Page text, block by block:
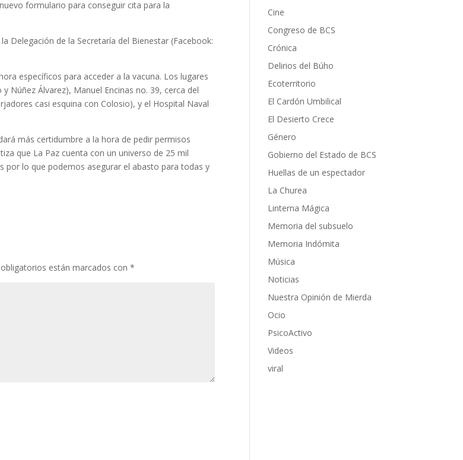
formulario para conseguir cita para la
Delegación de la Secretaría del Bienestar (Facebook:
específicos para acceder a la vacuna. Los lugares
Núñez Álvarez), Manuel Encinas no. 39, cerca del
casi esquina con Colosio), y el Hospital Naval
más certidumbre a la hora de pedir permisos
que La Paz cuenta con un universo de 25 mil
por lo que podemos asegurar el abasto para todas y
están marcados con*
Cine
Congreso de BCS
Crónica
Delirios del Búho
Ecoterritorio
El Cardón Umbilical
El Desierto Crece
Género
Gobierno del Estado de BCS
Huellas de un espectador
La Churea
Linterna Mágica
Memoria del subsuelo
Memoria Indómita
Música
Noticias
Nuestra Opinión de Mierda
Ocio
PsicoActivo
Videos
viral